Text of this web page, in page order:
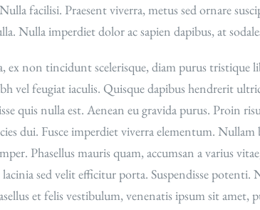
facilisi. Praesent viverra, metus sed ornare
Nulla imperdiet dolor ac sapien dapibus, at
ex non tincidunt scelerisque, diam purus tristique
vel feugiat iaculis. Quisque dapibus hendrerit
quis nulla est. Aenean eu gravida purus. Proin
dui. Fusce imperdiet viverra elementum.
Phasellus mauris quam, accumsan a varius
sed velit efficitur porta. Suspendisse potenti.
et felis vestibulum, venenatis ipsum sit amet,